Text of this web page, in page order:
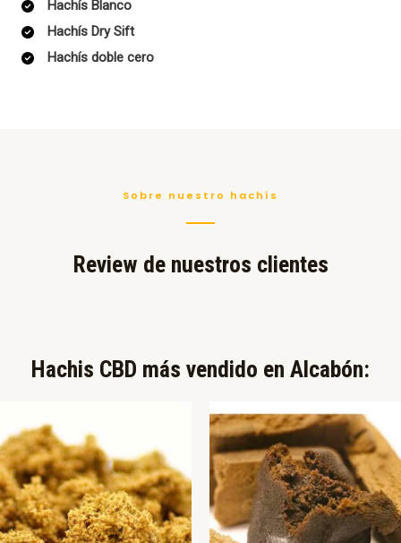
Hachís Blanco
Hachís Dry Sift
Hachís doble cero
Sobre nuestro hachís
Review de nuestros clientes
Hachis CBD más vendido en Alcabón:​